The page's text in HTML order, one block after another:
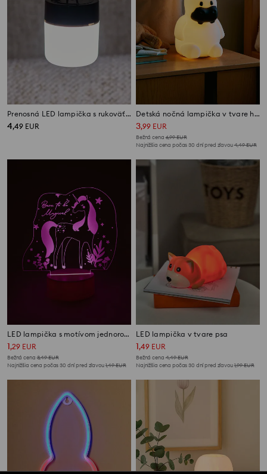
Prenosná LED lampička s rukoväťou
4,49 EUR
Detská nočná lampička v tvare hrocha
3,99 EUR
Bežná cena 6,99EUR
Najnižšia cena počas 30 dní pred zľavou4,49EUR
LED lampička s motívom jednorožca a nápisom
1,29 EUR
Bežná cena 3,49EUR
Najnižšia cena počas 30 dní pred zľavou1,49EUR
LED lampička v tvare psa
1,49 EUR
Bežná cena 4,49EUR
Najnižšia cena počas 30 dní pred zľavou1,99EUR